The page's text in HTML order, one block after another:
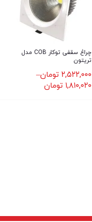
چراغ سقفی توکار COB مدل
تریتون
۲,۵۲۲,۰۰۰ تومان–
۱,۸۱۰,۰۲۰ تومان